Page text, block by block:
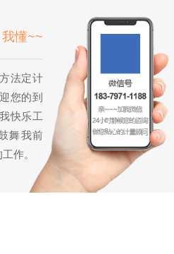
懂~~
法定计
您的到
快乐工
舞我前
作。